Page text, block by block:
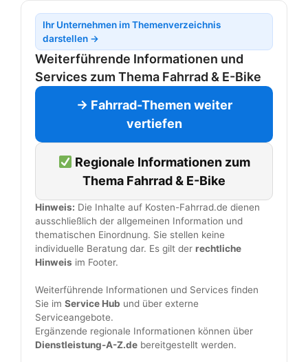
Ihr Unternehmen im Themenverzeichnis
darstellen →
Weiterführende Informationen und
Services zum Thema Fahrrad & E-Bike
→ Fahrrad-Themen weiter
vertiefen
Regionale Informationen zum
Thema Fahrrad & E-Bike
Hinweis: Die Inhalte auf Kosten-Fahrrad.de dienen
ausschließlich der allgemeinen Information und
thematischen Einordnung. Sie stellen keine
individuelle Beratung dar. Es gilt der rechtliche
Hinweis im Footer.
Weiterführende Informationen und Services finden
Sie im Service Hub und über externe
Serviceangebote.
Ergänzende regionale Informationen können über
Dienstleistung-A-Z.de bereitgestellt werden.